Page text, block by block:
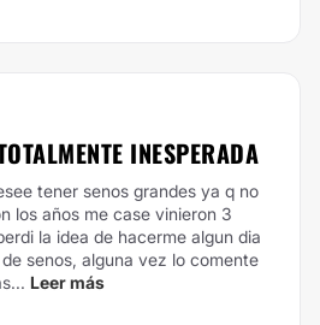
INESPERADA
tener senos grandes ya q no
los años me case vinieron 3
la idea de hacerme algun dia
senos, alguna vez lo comente
Leer más